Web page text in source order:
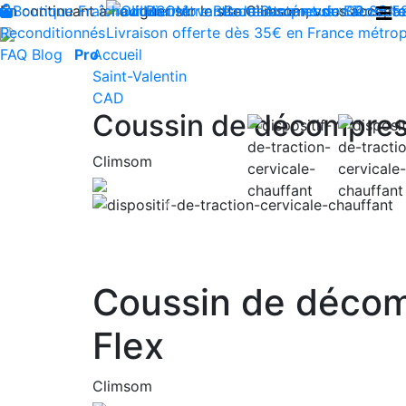
En continuant à naviguer sur le site Climsom, vous
Produits innovants de Santé et de Bien-
Livraison offerte dès 35€ en France
Contactez-nous : 02 85
Boutique Fraîcheur Bien-être Beauté Acupression Dos
Reconditionnés
FAQ Blog ProAccueil
Saint-Valentin
CAD
Coussin de
Climsom
Previous
Coussin de
Flex
Climsom